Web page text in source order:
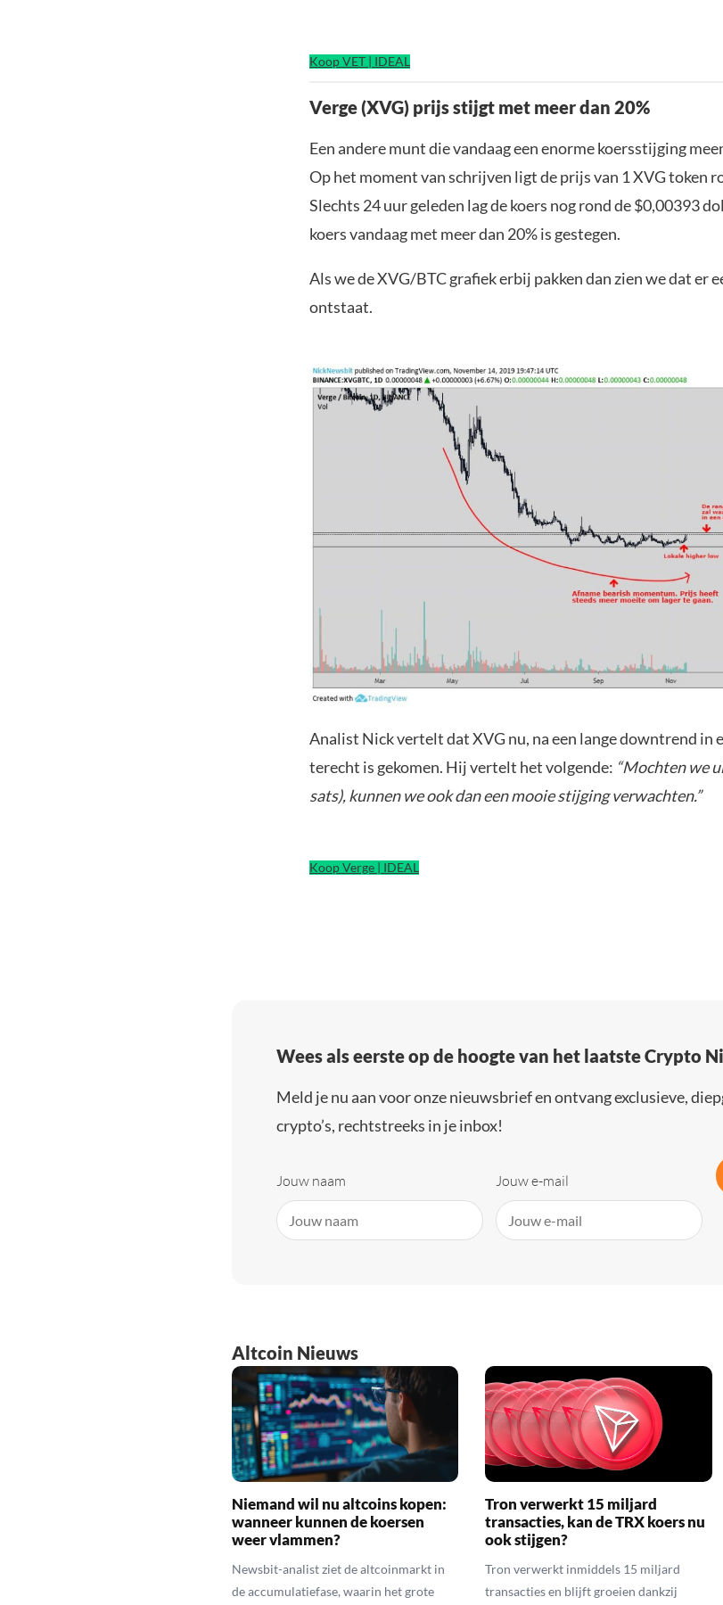
Koop VET | IDEAL
Verge (XVG) prijs stijgt met meer dan 20%
Een andere munt die vandaag een enorme koersstijging
Op het moment van schrijven ligt de prijs van 1 XVG token
Slechts 24 uur geleden lag de koers nog rond de $0,00393
koers vandaag met meer dan 20% is gestegen.
Als we de XVG/BTC grafiek erbij pakken dan zien we dat er
ontstaat.
Analist Nick vertelt dat XVG nu, na een lange downtrend in
terecht is gekomen. Hij vertelt het volgende: “Mochten we
sats), kunnen we ook dan een mooie stijging verwachten.”
Koop Verge | IDEAL
Wees als eerste op de hoogte van het laatste Crypto
Meld je nu aan voor onze nieuwsbrief en ontvang exclusieve,
crypto’s, rechtstreeks in je inbox!
Jouw naam Jouw e-mail
Altcoin Nieuws
Niemand wil nu altcoins kopen:
wanneer kunnen de koersen
weer vlammen?
Newsbit-analist ziet de altcoinmarkt in
de accumulatiefase, waarin het grote
Tron verwerkt 15 miljard
transacties, kan de TRX koers nu
ook stijgen?
Tron verwerkt inmiddels 15 miljard
transacties en blijft groeien dankzij